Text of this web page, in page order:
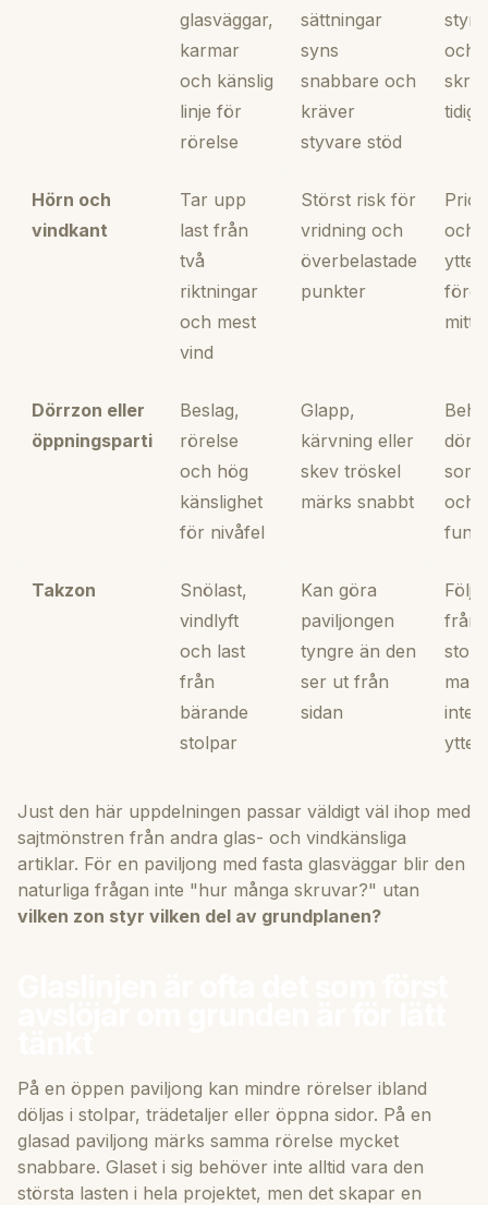
glasväggar,
karmar
och känslig
linje för
rörelse
sättningar
syns
snabbare och
kräver
styvare stöd
och
tidigt
Hörn och
vindkant
Tar upp
last från
två
riktningar
och mest
vind
Störst risk för
vridning och
överbelastade
punkter
och
före
Dörrzon eller
öppningsparti
Beslag,
rörelse
och hög
känslighet
för nivåfel
Glapp,
kärvning eller
skev tröskel
märks snabbt
som
och
Takzon
Snölast,
vindlyft
och last
från
bärande
stolpar
Kan göra
paviljongen
tyngre än den
ser ut från
sidan
Följ
från
inte
Just den här uppdelningen passar väldigt väl ihop med
sajtmönstren från andra glas- och vindkänsliga
artiklar. För en paviljong med fasta glasväggar blir den
naturliga frågan inte "hur många skruvar?" utan
vilken zon styr vilken del av grundplanen?
På en öppen paviljong kan mindre rörelser ibland
döljas i stolpar, trädetaljer eller öppna sidor. På en
glasad paviljong märks samma rörelse mycket
snabbare. Glaset i sig behöver inte alltid vara den
största lasten i hela projektet, men det skapar en